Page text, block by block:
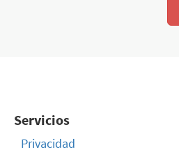
Servicios
Privacidad